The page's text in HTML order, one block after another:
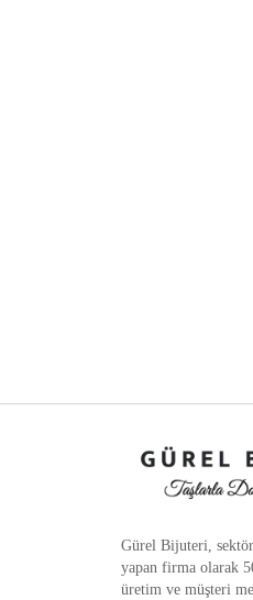
Gürel Bijuteri,
yapan firma olarak
üretim ve müşteri